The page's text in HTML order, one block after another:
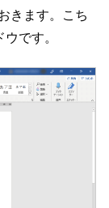
きます。こち
です。